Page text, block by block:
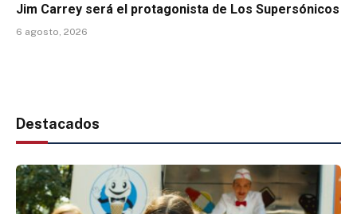
Jim Carrey será el protagonista de Los Supersónicos
6 agosto, 2026
Destacados